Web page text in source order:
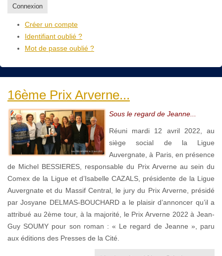
Connexion
Créer un compte
Identifiant oublié ?
Mot de passe oublié ?
16ème Prix Arverne...
Sous le regard de Jeanne...
Réuni mardi 12 avril 2022, au
siège social de la Ligue
Auvergnate, à Paris, en présence
de Michel BESSIERES, responsable du Prix Arverne au sein du
Comex de la Ligue et d’Isabelle CAZALS, présidente de la Ligue
Auvergnate et du Massif Central, le jury du Prix Arverne, présidé
par Josyane DELMAS-BOUCHARD a le plaisir d’annoncer qu’il a
attribué au 2ème tour, à la majorité, le Prix Arverne 2022 à Jean-
Guy SOUMY pour son roman : « Le regard de Jeanne », paru
aux éditions des Presses de la Cité.